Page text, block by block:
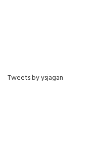
Tweets by ysjagan